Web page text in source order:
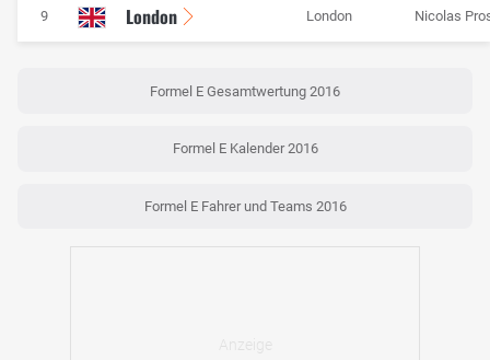
9 London London Nicolas
Formel E Gesamtwertung 2016
Formel E Kalender 2016
Formel E Fahrer und Teams 2016